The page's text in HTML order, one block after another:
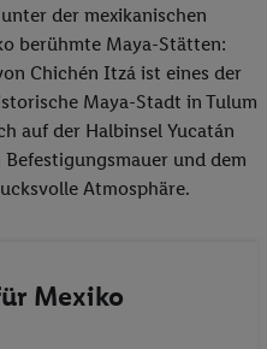
der mexikanischen
berühmte Maya-Stätten:
Chichén Itzá ist eines der
Maya-Stadt in Tulum
auf der Halbinsel Yucatán
und dem
Atmosphäre.
Mexiko